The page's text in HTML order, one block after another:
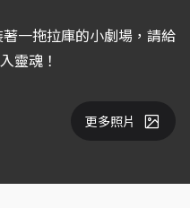
一拖拉庫的小劇場，請給
靈魂！
更多照片